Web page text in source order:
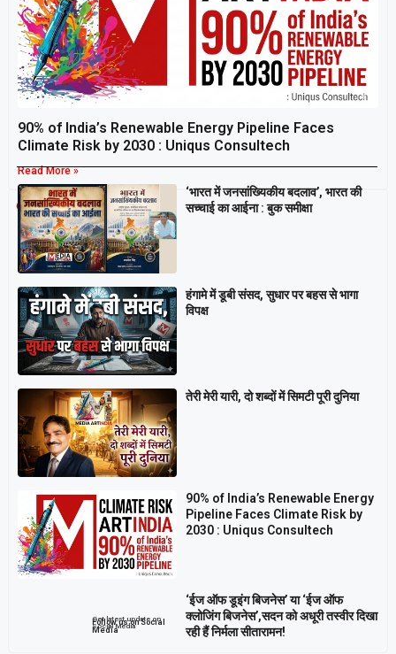
90% of India’s Renewable Energy Pipeline Faces
Climate Risk by 2030 : Uniqus Consultech
Read More »
Breaking
‘भारत में जनसांख्यिकीय बदलाव’, भारत की
सच्चाई का आईना : बुक समीक्षा
हंगामे में डूबी संसद, सुधार पर बहस से भागा
विपक्ष
तेरी मेरी यारी, दो शब्दों में सिमटी पूरी दुनिया
90% of India’s Renewable Energy
Pipeline Faces Climate Risk by
2030 : Uniqus Consultech
‘ईज ऑफ डूइंग बिजनेस’ या ‘ईज ऑफ
क्लोजिंग बिजनेस’,सदन को अधूरी तस्वीर दिखा
रही हैं निर्मला सीतारामन!
Follow us on Social
Media
Get latest update on
Social Media